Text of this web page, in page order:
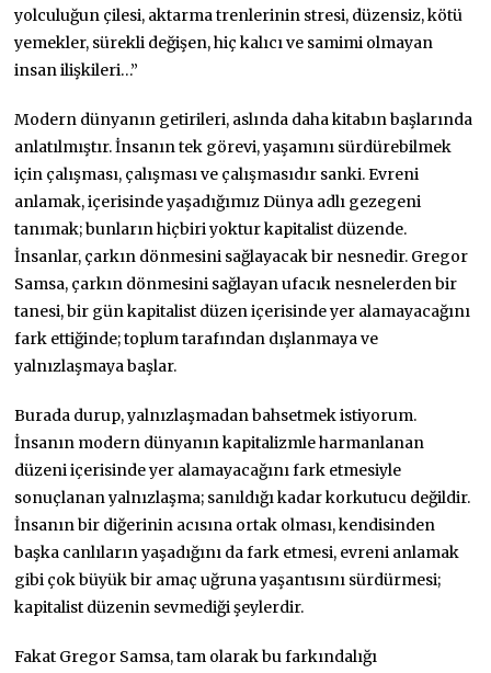
yolculuğun çilesi, aktarma trenlerinin stresi, düzensiz, kötü
yemekler, sürekli değişen, hiç kalıcı ve samimi olmayan
insan ilişkileri…”
Modern dünyanın getirileri, aslında daha kitabın başlarında
anlatılmıştır. İnsanın tek görevi, yaşamını sürdürebilmek
için çalışması, çalışması ve çalışmasıdır sanki. Evreni
anlamak, içerisinde yaşadığımız Dünya adlı gezegeni
tanımak; bunların hiçbiri yoktur kapitalist düzende.
İnsanlar, çarkın dönmesini sağlayacak bir nesnedir. Gregor
Samsa, çarkın dönmesini sağlayan ufacık nesnelerden bir
tanesi, bir gün kapitalist düzen içerisinde yer alamayacağını
fark ettiğinde; toplum tarafından dışlanmaya ve
yalnızlaşmaya başlar.
Burada durup, yalnızlaşmadan bahsetmek istiyorum.
İnsanın modern dünyanın kapitalizmle harmanlanan
düzeni içerisinde yer alamayacağını fark etmesiyle
sonuçlanan yalnızlaşma; sanıldığı kadar korkutucu değildir.
İnsanın bir diğerinin acısına ortak olması, kendisinden
başka canlıların yaşadığını da fark etmesi, evreni anlamak
gibi çok büyük bir amaç uğruna yaşantısını sürdürmesi;
kapitalist düzenin sevmediği şeylerdir.
Fakat Gregor Samsa, tam olarak bu farkındalığı